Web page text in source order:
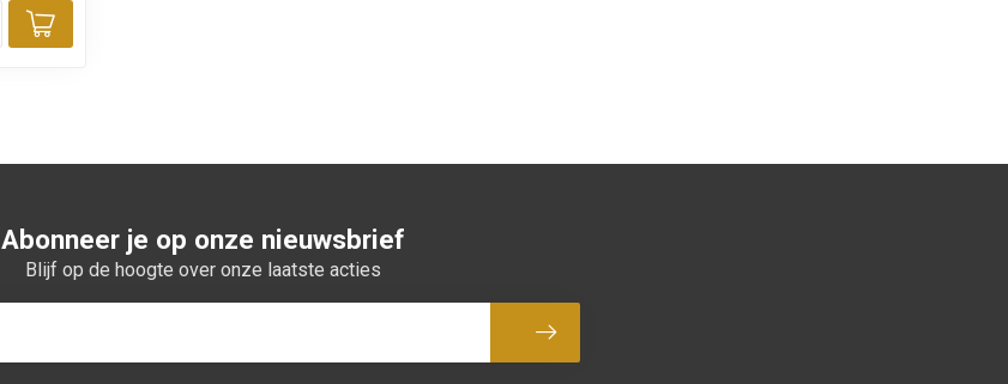
Toevoegen aan winkelwagen
Abonneer je op onze nieuwsbrief
Blijf op de hoogte over onze laatste acties
Abonneer